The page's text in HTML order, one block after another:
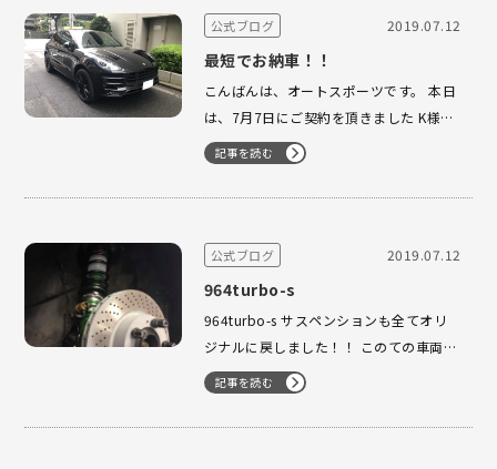
にてのご来店でございます。 …
公式ブログ 2019.07.12
最短でお納車！！
こんばんは、オートスポーツです。 本日
は、7月7日にご契約を頂きました K様の
マカンターボ がお納車になります。 ご契
約日を含め6日でお納車の最短コースで
ご対応をさせて頂きました。 点検、コー
ございますが、もとの状態がとてもいい
記事を読む
公式ブログ 2019.07.12
964turbo-s
964turbo-s サスペンションも全てオリ
ジナルに戻しました！！ このての車両
は、全てオリジナルに戻すのが 良いです
ね！！ しかし、パーツの手配から時間が
かかりますね。 ゴールまで、後少
記事を読む